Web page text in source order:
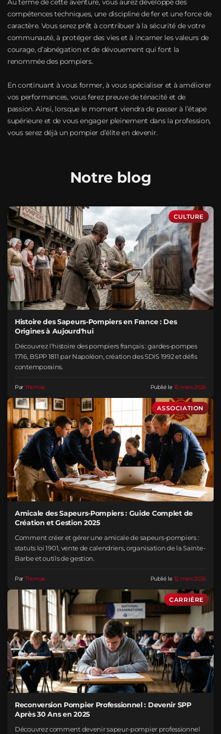
Au terme de cette aventure, vous aurez développé des
compétences techniques, une discipline de fer et une force de
caractère. Vous serez prêt à contribuer à la sécurité de votre
communauté, à protéger des vies et à incarner les valeurs de
courage, d’abnégation et de dévouement qui font la
renommée des pompiers.
En continuant à vous former, à vous spécialiser et à améliorer
vos performances, vous ferez preuve de ténacité et de
passion. Ainsi, lorsque le moment viendra de passer à l’étape
supérieure et de vous engager pleinement dans la profession,
vous serez déjà un pompier d’élite en devenir.
Notre blog
CULTURE
Histoire des Sapeurs-Pompiers en France : Des
Origines à Aujourd'hui
Découvrez l'histoire des pompiers français : gardes-pompes
1716, BSPP 1811 par Napoléon, création des SDIS 1992 et défis
contemporains.
Par Thomas Publié le 15 mars 2026
ASSOCIATION
Amicale des Sapeurs-Pompiers : Guide Complet de
Création et Gestion 2025
Comment créer et gérer une amicale de sapeurs-pompiers :
statuts loi 1901, vente de calendriers, organisation de la Sainte-
Barbe et outils de gestion.
Par Thomas Publié le 12 mars 2026
CARRIÈRE
Reconversion Pompier Professionnel : Devenir SPP
Après 30 Ans en 2025
Découvrez comment devenir sapeur-pompier professionnel